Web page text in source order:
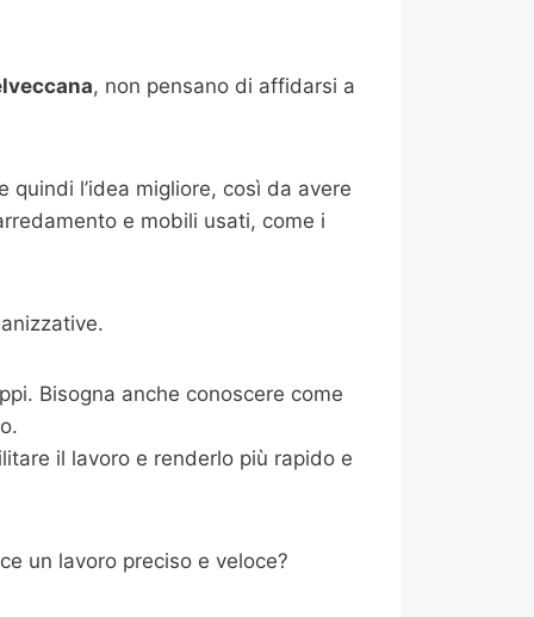
, non pensano di affidarsi a
quindi l’idea migliore, così da avere
e mobili usati, come i
Bisogna anche conoscere come
il lavoro e renderlo più rapido e
un lavoro preciso e veloce?